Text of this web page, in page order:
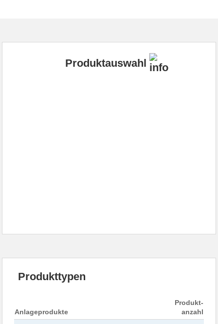
Produktauswahl
Produkttypen
Anlageprodukte
Produkt-
anzahl